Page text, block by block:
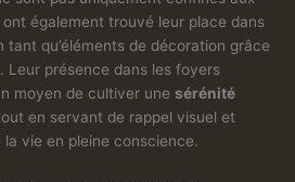
également trouvé leur place dans
qu’éléments de décoration grâce
Leur présence dans les foyers
moyen de cultiver unesérénité
en servant de rappel visuel et
vie en pleine conscience.